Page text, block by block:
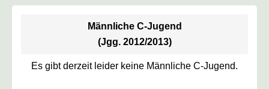
Männliche C-Jugend
(Jgg. 2012/2013)
Es gibt derzeit leider keine Männliche C-Jugend.